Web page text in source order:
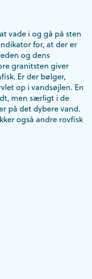
vade i og gå på sten
for, at der er
og dens
granitsten giver
Er der bølger,
op i vandsøjlen. En
men særligt i de
på det dybere vand.
også andre rovfisk